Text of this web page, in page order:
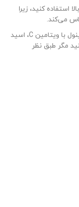
ضدآفتاب: در طول روز از ضدآفتاب با SPF بالا استفاده کنید، زیرا
می‌کند.
عدم ترکیب با برخی مواد فعال: از ترکیب رتینول با ویتامین C، اسید
مگر طبق نظر